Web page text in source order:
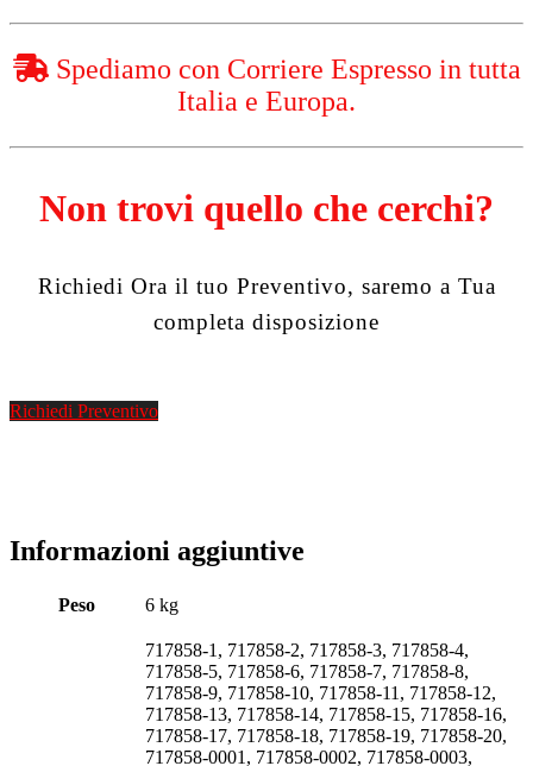
Spediamo con Corriere Espresso in tutta
Italia e Europa.
Non trovi quello che cerchi?
Richiedi Ora il tuo Preventivo, saremo a Tua
completa disposizione
Richiedi Preventivo
Informazioni aggiuntive
Peso 6 kg
717858-1, 717858-2, 717858-3, 717858-4,
717858-5, 717858-6, 717858-7, 717858-8,
717858-9, 717858-10, 717858-11, 717858-12,
717858-13, 717858-14, 717858-15, 717858-16,
717858-17, 717858-18, 717858-19, 717858-20,
717858-0001, 717858-0002, 717858-0003,